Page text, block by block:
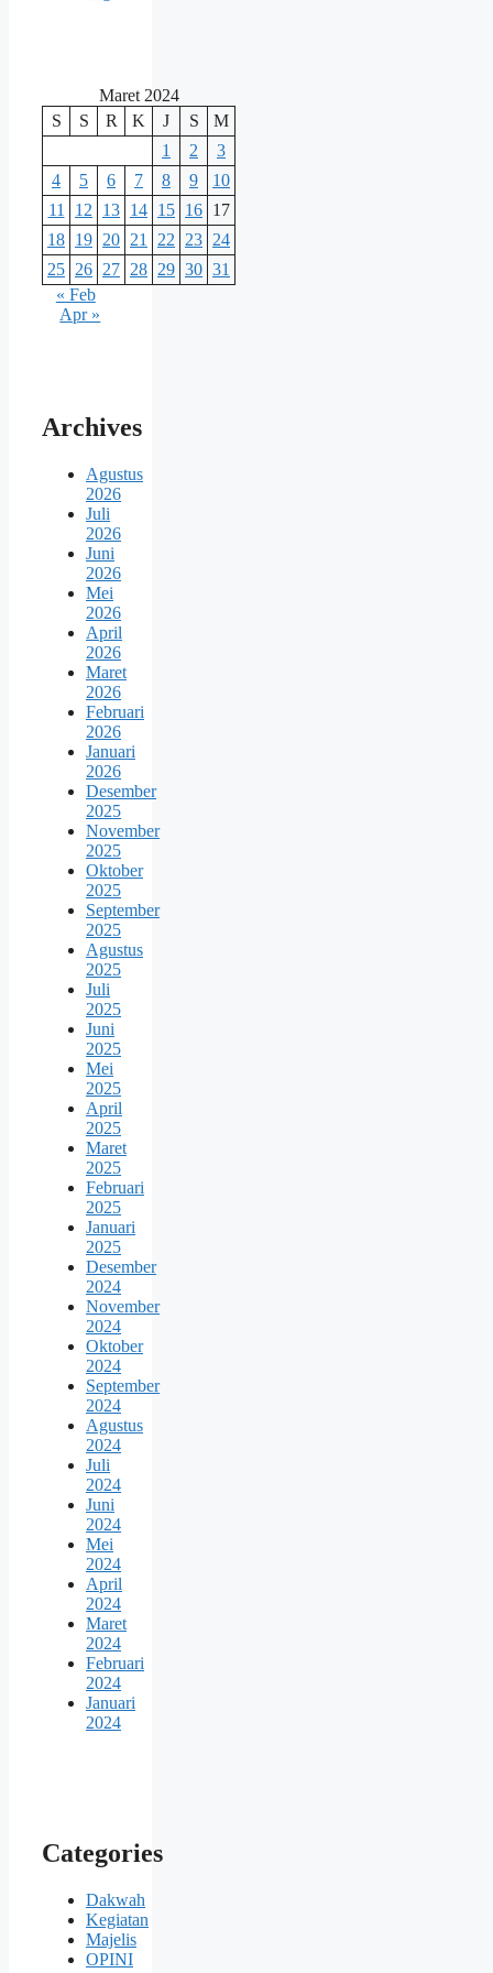
Maret 2024
S
S R K J S
M
1
2
3
4
5 6 7 8 9
10
11
12 13 14 15 16 17
18 19 20 21 22 23 24
25 26 27 28 29 30 31
« Feb
Apr »
Archives
Agustus
2026
Juli
2026
Juni
2026
Mei
2026
April
2026
Maret
2026
Februari
2026
Januari
2026
Desember
2025
November
2025
Oktober
2025
September
2025
Agustus
2025
Juli
2025
Juni
2025
Mei
2025
April
2025
Maret
2025
Februari
2025
Januari
2025
Desember
2024
November
2024
Oktober
2024
September
2024
Agustus
2024
Juli
2024
Juni
2024
Mei
2024
April
2024
Maret
2024
Februari
2024
Januari
2024
Categories
Dakwah
Kegiatan
Majelis
OPINI